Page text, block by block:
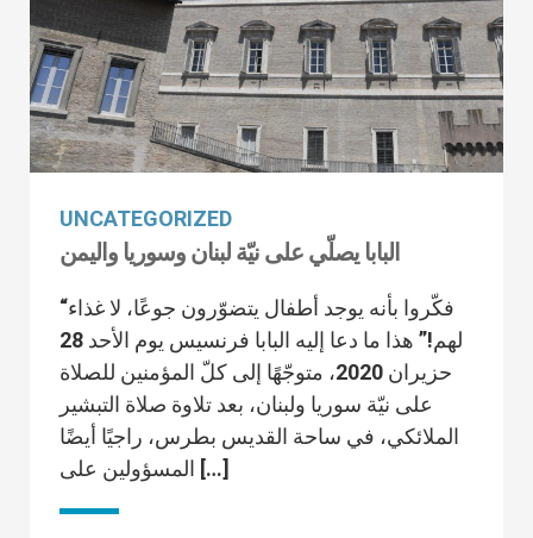
UNCATEGORIZED
البابا يصلّي على نيّة لبنان وسوريا واليمن
“فكّروا بأنه يوجد أطفال يتضوّرون جوعًا، لا غذاء
لهم!” هذا ما دعا إليه البابا فرنسيس يوم الأحد 28
حزيران 2020، متوجّهًا إلى كلّ المؤمنين للصلاة
على نيّة سوريا ولبنان، بعد تلاوة صلاة التبشير
الملائكي، في ساحة القديس بطرس، راجيًا أيضًا
المسؤولين على […]